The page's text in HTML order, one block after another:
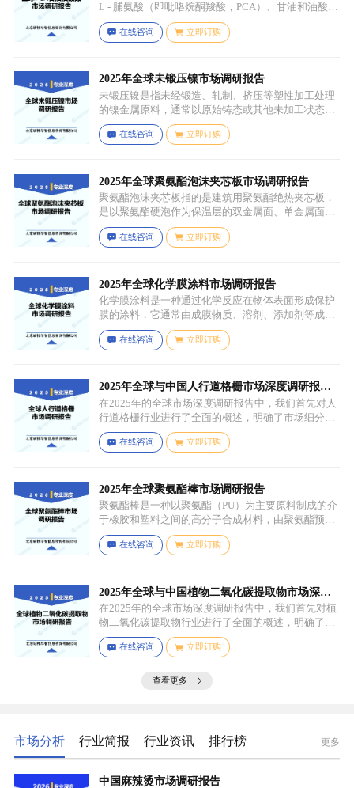
L - 脯氨酸（即吡咯烷酮羧酸，PCA）、甘油和油酸通
过化学反应生成，化学名称为 5 - 氧代 - L - 脯氨酸 2 -
羟基 - 3-(油酰氧基) 丙酯，分子式为 C26H45NO6，分
先进行皂化反应得到脂肪酸盐，再经过酸化、酯化等
一系列反应，将甘油与油酸结合，并引入 PCA 基团，
从而得到 PCA 甘油油酸酯。
在线咨询 立即订购
2025年全球未锻压镍市场调研报告
未锻压镍是指未经锻造、轧制、挤压等塑性加工处理
的镍金属原料，通常以原始铸态或其他未加工状态存
在，一般为块状、锭状、粒状或其他铸造成型的原始
形态，表面可能保留铸造过程中形成的粗糙纹理或缺
力学性能，质地较脆且强度较低。
在线咨询 立即订购
2025年全球聚氨酯泡沫夹芯板市场调研报告
聚氨酯泡沫夹芯板指的是建筑用聚氨酯绝热夹芯板，
是以聚氨酯硬泡作为保温层的双金属面、单金属面或
非金属面复合板材。
在线咨询 立即订购
2025年全球化学膜涂料市场调研报告
化学膜涂料是一种通过化学反应在物体表面形成保护
膜的涂料，它通常由成膜物质、溶剂、添加剂等成分
组成。成膜物质是涂料的主要成分，它在施工后通过
化学反应（如聚合反应、交联反应等）形成连续的、
可改善涂料的性能，如提高附着力、耐候性、耐腐蚀
性等。
在线咨询 立即订购
2025年全球与中国人行道格栅市场深度调研报
告：行业趋势与投资前景分析
在2025年的全球市场深度调研报告中，我们首先对人
行道格栅行业进行了全面的概述，明确了市场细分与
应用场景。通过对细分产品的定义与特点进行深入分
析，我们揭示了关键应用场景及其客群洞察。
在线咨询 立即订购
2025年全球聚氨酯棒市场调研报告
聚氨酯棒是一种以聚氨酯（PU）为主要原料制成的介
于橡胶和塑料之间的高分子合成材料，由聚氨酯预聚
体、扩链剂、低分子量多元醇、助剂等组成，其中，
预聚体是基础原料，决定了聚氨酯棒的基本性能，扩
如增塑剂、填充剂、着色剂、抗氧剂、光稳定剂、阻
燃剂等，可改善材料的加工性能、物理性能和化学性
能等。
在线咨询 立即订购
2025年全球与中国植物二氧化碳提取物市场深度
调研报告：行业趋势与投资前景分析
在2025年的全球市场深度调研报告中，我们首先对植
物二氧化碳提取物行业进行了全面的概述，明确了市
场细分与应用场景。通过对细分产品的定义与特点进
行深入分析，我们揭示了关键应用场景及其客群洞
在线咨询 立即订购
查看更多
市场分析 行业简报 行业资讯 排行榜 更多
中国麻辣烫市场调研报告